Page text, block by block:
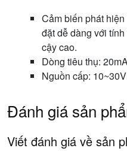
Cảm biến phát
đặt dễ dàng với
cậy cao.
Dòng tiêu thụ:
Nguồn cấp:
Đánh giá sản
Viết đánh giá về sản